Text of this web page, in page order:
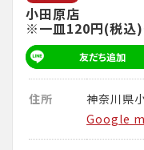
小田原店
※一皿120円(税込
友だち追加
住所
神奈川県
Google